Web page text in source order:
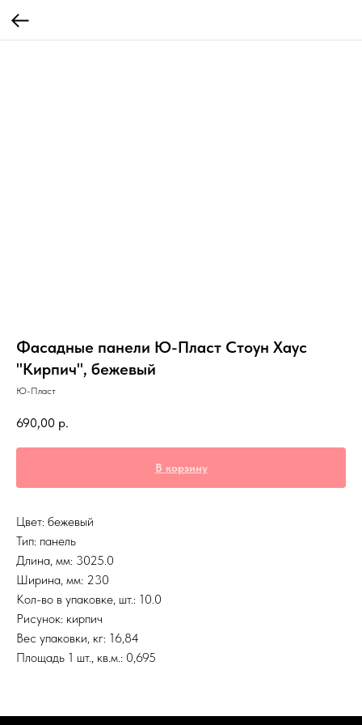
Фасадные панели Ю-Пласт Стоун Хаус
"Кирпич", бежевый
Ю-Пласт
690,00 р.
В корзину
Цвет: бежевый
Тип: панель
Длина, мм: 3025.0
Ширина, мм: 230
Кол-во в упаковке, шт.: 10.0
Рисунок: кирпич
Вес упаковки, кг: 16,84
Площадь 1 шт., кв.м.: 0,695